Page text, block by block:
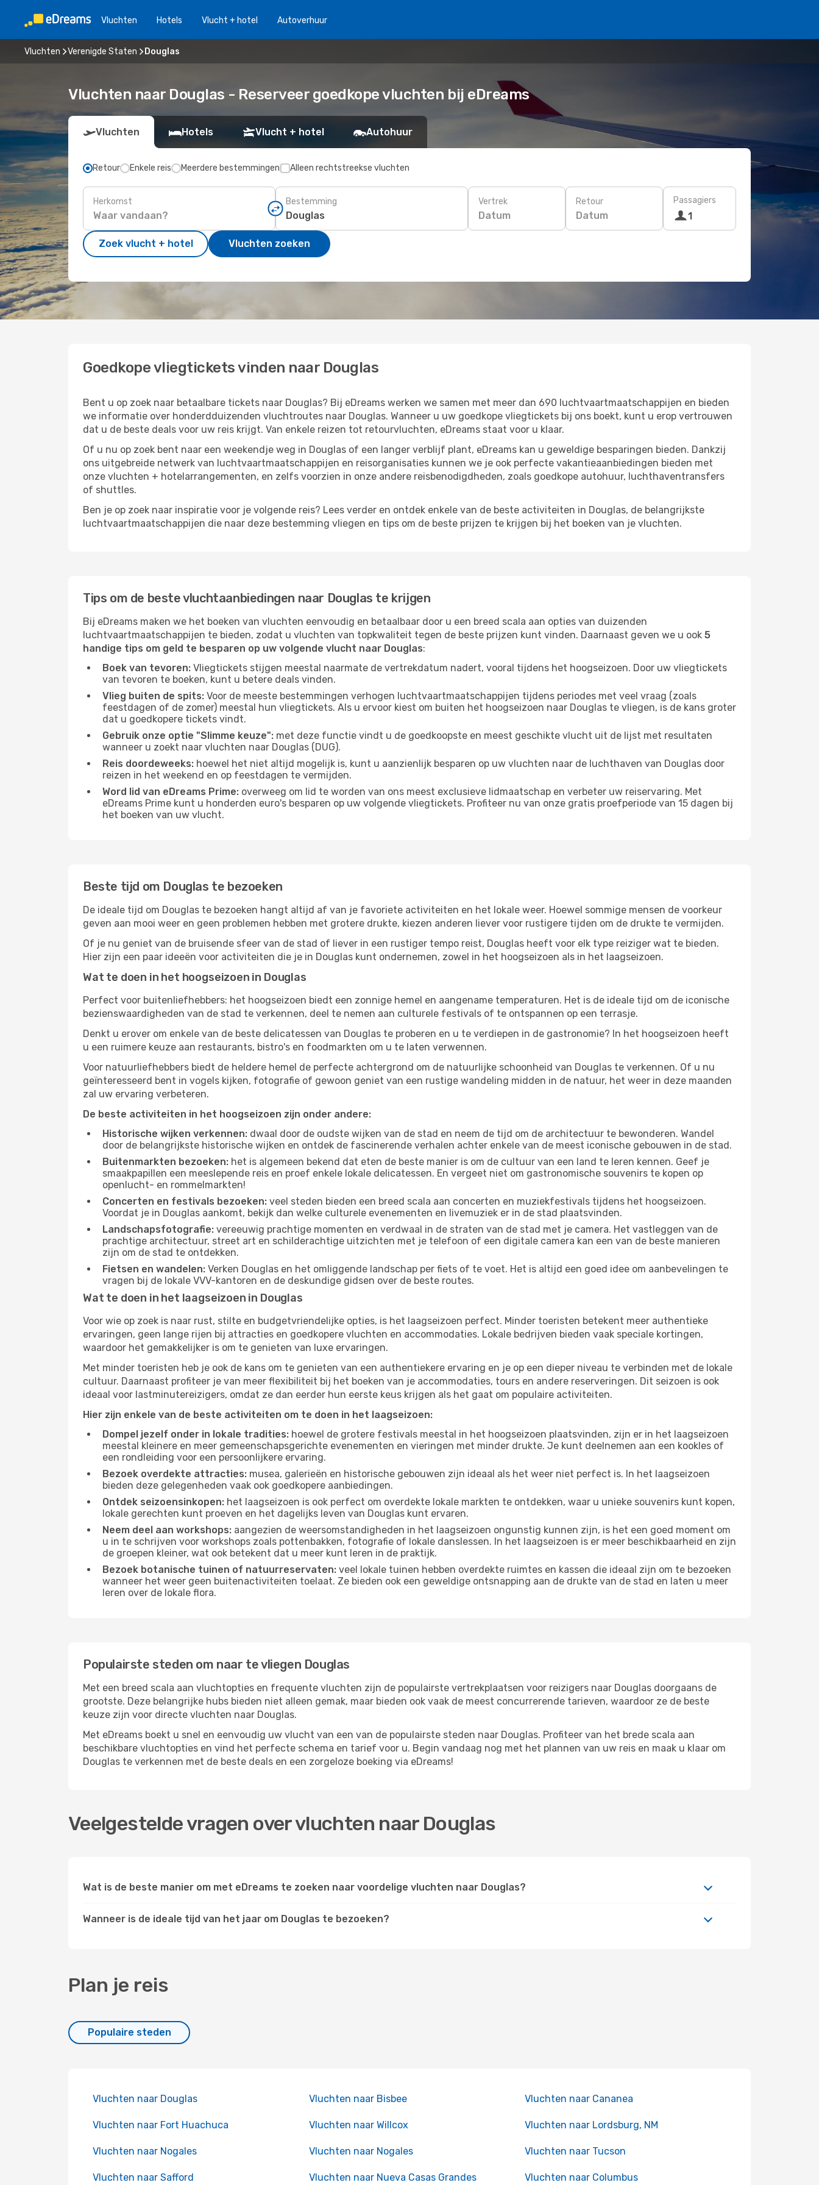
Vluchten Hotels Vlucht + hotel Autoverhuur
Vluchten Verenigde Staten Douglas
Vluchten naar Douglas - Reserveer goedkope vluchten bij eDreams
Vluchten Hotels Vlucht + hotel Autohuur
Retour Enkele reis Meerdere bestemmingen Alleen rechtstreekse vluchten
Herkomst Bestemming Vertrek
Datum
Retour
Datum
Passagiers
1
Zoek vlucht + hotel Vluchten zoeken
Goedkope vliegtickets vinden naar Douglas
Bent u op zoek naar betaalbare tickets naar Douglas? Bij eDreams werken we samen met meer dan 690 luchtvaartmaatschappijen en bieden
we informatie over honderdduizenden vluchtroutes naar Douglas. Wanneer u uw goedkope vliegtickets bij ons boekt, kunt u erop vertrouwen
dat u de beste deals voor uw reis krijgt. Van enkele reizen tot retourvluchten, eDreams staat voor u klaar.
Of u nu op zoek bent naar een weekendje weg in Douglas of een langer verblijf plant, eDreams kan u geweldige besparingen bieden. Dankzij
ons uitgebreide netwerk van luchtvaartmaatschappijen en reisorganisaties kunnen we je ook perfecte vakantieaanbiedingen bieden met
onze vluchten + hotelarrangementen, en zelfs voorzien in onze andere reisbenodigdheden, zoals goedkope autohuur, luchthaventransfers
of shuttles.
Ben je op zoek naar inspiratie voor je volgende reis? Lees verder en ontdek enkele van de beste activiteiten in Douglas, de belangrijkste
luchtvaartmaatschappijen die naar deze bestemming vliegen en tips om de beste prijzen te krijgen bij het boeken van je vluchten.
Tips om de beste vluchtaanbiedingen naar Douglas te krijgen
Bij eDreams maken we het boeken van vluchten eenvoudig en betaalbaar door u een breed scala aan opties van duizenden
luchtvaartmaatschappijen te bieden, zodat u vluchten van topkwaliteit tegen de beste prijzen kunt vinden. Daarnaast geven we u ook 5
handige tips om geld te besparen op uw volgende vlucht naar Douglas:
Boek van tevoren: Vliegtickets stijgen meestal naarmate de vertrekdatum nadert, vooral tijdens het hoogseizoen. Door uw vliegtickets
van tevoren te boeken, kunt u betere deals vinden.
Vlieg buiten de spits: Voor de meeste bestemmingen verhogen luchtvaartmaatschappijen tijdens periodes met veel vraag (zoals
feestdagen of de zomer) meestal hun vliegtickets. Als u ervoor kiest om buiten het hoogseizoen naar Douglas te vliegen, is de kans groter
dat u goedkopere tickets vindt.
Gebruik onze optie "Slimme keuze": met deze functie vindt u de goedkoopste en meest geschikte vlucht uit de lijst met resultaten
wanneer u zoekt naar vluchten naar Douglas (DUG).
Reis doordeweeks: hoewel het niet altijd mogelijk is, kunt u aanzienlijk besparen op uw vluchten naar de luchthaven van Douglas door
reizen in het weekend en op feestdagen te vermijden.
Word lid van eDreams Prime: overweeg om lid te worden van ons meest exclusieve lidmaatschap en verbeter uw reiservaring. Met
eDreams Prime kunt u honderden euro's besparen op uw volgende vliegtickets. Profiteer nu van onze gratis proefperiode van 15 dagen bij
het boeken van uw vlucht.
Beste tijd om Douglas te bezoeken
De ideale tijd om Douglas te bezoeken hangt altijd af van je favoriete activiteiten en het lokale weer. Hoewel sommige mensen de voorkeur
geven aan mooi weer en geen problemen hebben met grotere drukte, kiezen anderen liever voor rustigere tijden om de drukte te vermijden.
Of je nu geniet van de bruisende sfeer van de stad of liever in een rustiger tempo reist, Douglas heeft voor elk type reiziger wat te bieden.
Hier zijn een paar ideeën voor activiteiten die je in Douglas kunt ondernemen, zowel in het hoogseizoen als in het laagseizoen.
Wat te doen in het hoogseizoen in Douglas
Perfect voor buitenliefhebbers: het hoogseizoen biedt een zonnige hemel en aangename temperaturen. Het is de ideale tijd om de iconische
bezienswaardigheden van de stad te verkennen, deel te nemen aan culturele festivals of te ontspannen op een terrasje.
Denkt u erover om enkele van de beste delicatessen van Douglas te proberen en u te verdiepen in de gastronomie? In het hoogseizoen heeft
u een ruimere keuze aan restaurants, bistro's en foodmarkten om u te laten verwennen.
Voor natuurliefhebbers biedt de heldere hemel de perfecte achtergrond om de natuurlijke schoonheid van Douglas te verkennen. Of u nu
geïnteresseerd bent in vogels kijken, fotografie of gewoon geniet van een rustige wandeling midden in de natuur, het weer in deze maanden
zal uw ervaring verbeteren.
De beste activiteiten in het hoogseizoen zijn onder andere:
Historische wijken verkennen: dwaal door de oudste wijken van de stad en neem de tijd om de architectuur te bewonderen. Wandel
door de belangrijkste historische wijken en ontdek de fascinerende verhalen achter enkele van de meest iconische gebouwen in de stad.
Buitenmarkten bezoeken: het is algemeen bekend dat eten de beste manier is om de cultuur van een land te leren kennen. Geef je
smaakpapillen een meeslepende reis en proef enkele lokale delicatessen. En vergeet niet om gastronomische souvenirs te kopen op
openlucht- en rommelmarkten!
Concerten en festivals bezoeken: veel steden bieden een breed scala aan concerten en muziekfestivals tijdens het hoogseizoen.
Voordat je in Douglas aankomt, bekijk dan welke culturele evenementen en livemuziek er in de stad plaatsvinden.
Landschapsfotografie: vereeuwig prachtige momenten en verdwaal in de straten van de stad met je camera. Het vastleggen van de
prachtige architectuur, street art en schilderachtige uitzichten met je telefoon of een digitale camera kan een van de beste manieren
zijn om de stad te ontdekken.
Fietsen en wandelen: Verken Douglas en het omliggende landschap per fiets of te voet. Het is altijd een goed idee om aanbevelingen te
vragen bij de lokale VVV-kantoren en de deskundige gidsen over de beste routes.
Wat te doen in het laagseizoen in Douglas
Voor wie op zoek is naar rust, stilte en budgetvriendelijke opties, is het laagseizoen perfect. Minder toeristen betekent meer authentieke
ervaringen, geen lange rijen bij attracties en goedkopere vluchten en accommodaties. Lokale bedrijven bieden vaak speciale kortingen,
waardoor het gemakkelijker is om te genieten van luxe ervaringen.
Met minder toeristen heb je ook de kans om te genieten van een authentiekere ervaring en je op een dieper niveau te verbinden met de lokale
cultuur. Daarnaast profiteer je van meer flexibiliteit bij het boeken van je accommodaties, tours en andere reserveringen. Dit seizoen is ook
ideaal voor lastminutereizigers, omdat ze dan eerder hun eerste keus krijgen als het gaat om populaire activiteiten.
Hier zijn enkele van de beste activiteiten om te doen in het laagseizoen:
Dompel jezelf onder in lokale tradities: hoewel de grotere festivals meestal in het hoogseizoen plaatsvinden, zijn er in het laagseizoen
meestal kleinere en meer gemeenschapsgerichte evenementen en vieringen met minder drukte. Je kunt deelnemen aan een kookles of
een rondleiding voor een persoonlijkere ervaring.
Bezoek overdekte attracties: musea, galerieën en historische gebouwen zijn ideaal als het weer niet perfect is. In het laagseizoen
bieden deze gelegenheden vaak ook goedkopere aanbiedingen.
Ontdek seizoensinkopen: het laagseizoen is ook perfect om overdekte lokale markten te ontdekken, waar u unieke souvenirs kunt kopen,
lokale gerechten kunt proeven en het dagelijks leven van Douglas kunt ervaren.
Neem deel aan workshops: aangezien de weersomstandigheden in het laagseizoen ongunstig kunnen zijn, is het een goed moment om
u in te schrijven voor workshops zoals pottenbakken, fotografie of lokale danslessen. In het laagseizoen is er meer beschikbaarheid en zijn
de groepen kleiner, wat ook betekent dat u meer kunt leren in de praktijk.
Bezoek botanische tuinen of natuurreservaten: veel lokale tuinen hebben overdekte ruimtes en kassen die ideaal zijn om te bezoeken
wanneer het weer geen buitenactiviteiten toelaat. Ze bieden ook een geweldige ontsnapping aan de drukte van de stad en laten u meer
leren over de lokale flora.
Populairste steden om naar te vliegen Douglas
Met een breed scala aan vluchtopties en frequente vluchten zijn de populairste vertrekplaatsen voor reizigers naar Douglas doorgaans de
grootste. Deze belangrijke hubs bieden niet alleen gemak, maar bieden ook vaak de meest concurrerende tarieven, waardoor ze de beste
keuze zijn voor directe vluchten naar Douglas.
Met eDreams boekt u snel en eenvoudig uw vlucht van een van de populairste steden naar Douglas. Profiteer van het brede scala aan
beschikbare vluchtopties en vind het perfecte schema en tarief voor u. Begin vandaag nog met het plannen van uw reis en maak u klaar om
Douglas te verkennen met de beste deals en een zorgeloze boeking via eDreams!
Veelgestelde vragen over vluchten naar Douglas
Wat is de beste manier om met eDreams te zoeken naar voordelige vluchten naar Douglas?
Wanneer is de ideale tijd van het jaar om Douglas te bezoeken?
Plan je reis
Populaire steden
Vluchten naar Douglas Vluchten naar Bisbee Vluchten naar Cananea
Vluchten naar Fort Huachuca Vluchten naar Willcox Vluchten naar Lordsburg, NM
Vluchten naar Nogales Vluchten naar Nogales Vluchten naar Tucson
Vluchten naar Safford Vluchten naar Nueva Casas Grandes Vluchten naar Columbus